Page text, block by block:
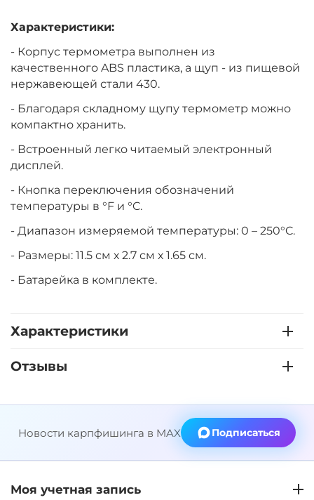
Характеристики:
- Корпус термометра выполнен из
качественного ABS пластика, а щуп - из пищевой
нержавеющей стали 430.
- Благодаря складному щупу термометр можно
компактно хранить.
- Встроенный легко читаемый электронный
дисплей.
- Кнопка переключения обозначений
температуры в °F и °C.
- Диапазон измеряемой температуры: 0 – 250°C.
- Размеры: 11.5 см х 2.7 см х 1.65 см.
- Батарейка в комплекте.
Характеристики
Отзывы
Новости карпфишинга в MAX Подписаться
Моя учетная запись